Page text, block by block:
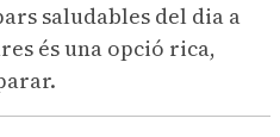
saludables del dia a
és una opció rica,